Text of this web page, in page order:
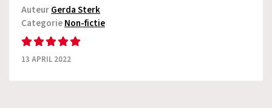
AuteurGerda Sterk
CategorieNon-fictie
13 APRIL 2022